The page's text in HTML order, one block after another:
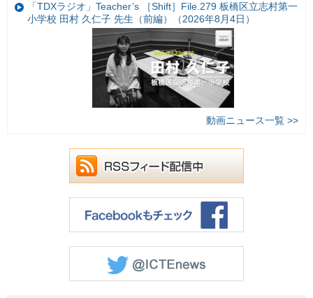
「TDXラジオ」Teacher’s ［Shift］File.279 板橋区立志村第一
小学校 田村 久仁子 先生（前編）（2026年8月4日）
動画ニュース一覧 >>